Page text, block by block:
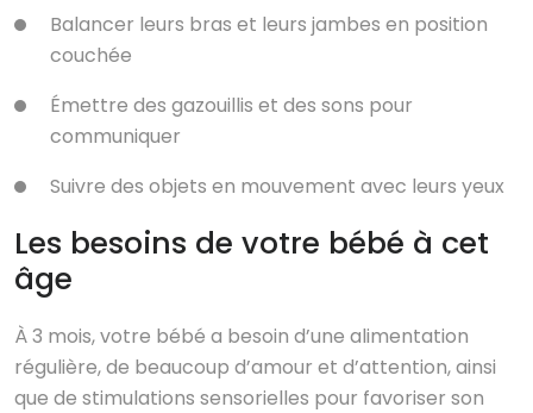
Balancer leurs bras et leurs jambes en position
couchée
Émettre des gazouillis et des sons pour
communiquer
Suivre des objets en mouvement avec leurs yeux
Les besoins de votre bébé à cet
âge
À 3 mois, votre bébé a besoin d’une alimentation
régulière, de beaucoup d’amour et d’attention, ainsi
que de stimulations sensorielles pour favoriser son